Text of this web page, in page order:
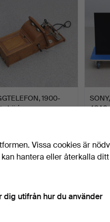
1900-
början.
48A9.
253
Vissa cookies är
hantera eller återkalla ditt
dig utifrån hur du använder